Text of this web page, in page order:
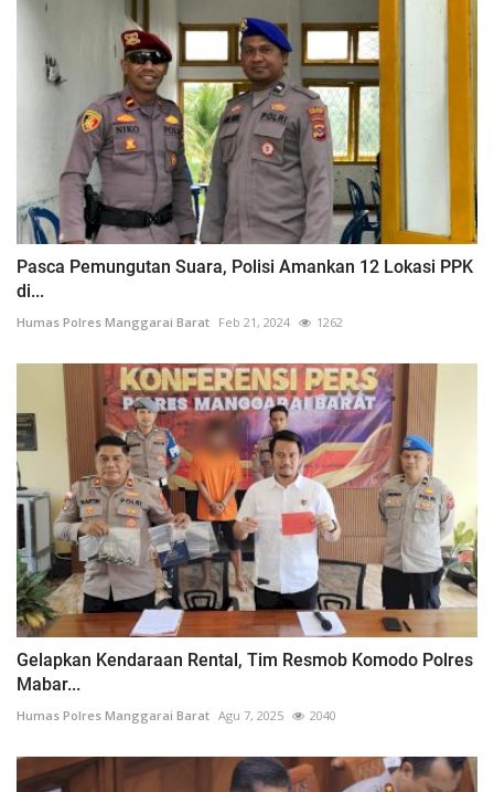
Pasca Pemungutan Suara, Polisi Amankan 12 Lokasi PPK
di...
Humas Polres Manggarai Barat Feb 21, 2024 1262
Gelapkan Kendaraan Rental, Tim Resmob Komodo Polres
Mabar...
Humas Polres Manggarai Barat Agu 7, 2025 2040